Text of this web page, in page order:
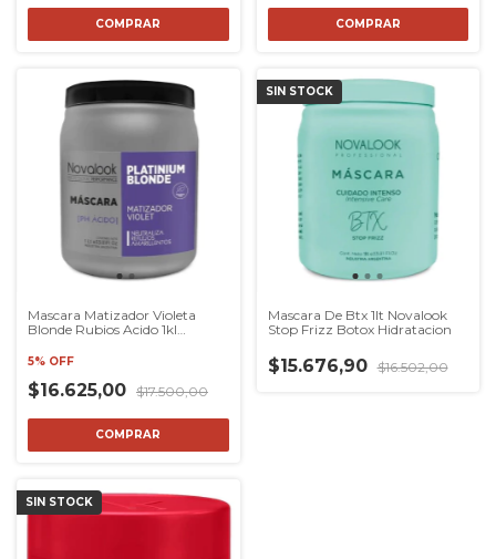
Mascara Matizador Violeta
Blonde Rubios Acido 1kl
5% OFF
$16.625,00 $17.500,00
SIN STOCK
Mascara De Btx 1lt Novalook
Stop Frizz Botox Hidratacion
$15.676,90 $16.502,00
SIN STOCK